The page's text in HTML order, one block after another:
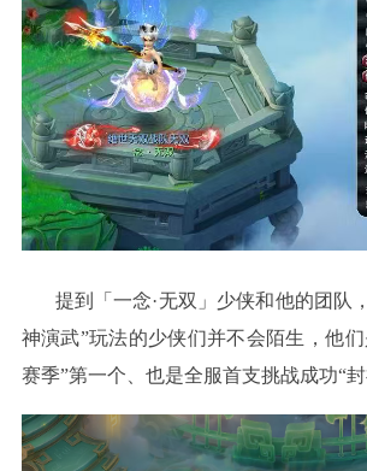
提到「一念·无双」少侠和他的团队
神演武”玩法的少侠们并不会陌生，他们
赛季”第一个、也是全服首支挑战成功“封